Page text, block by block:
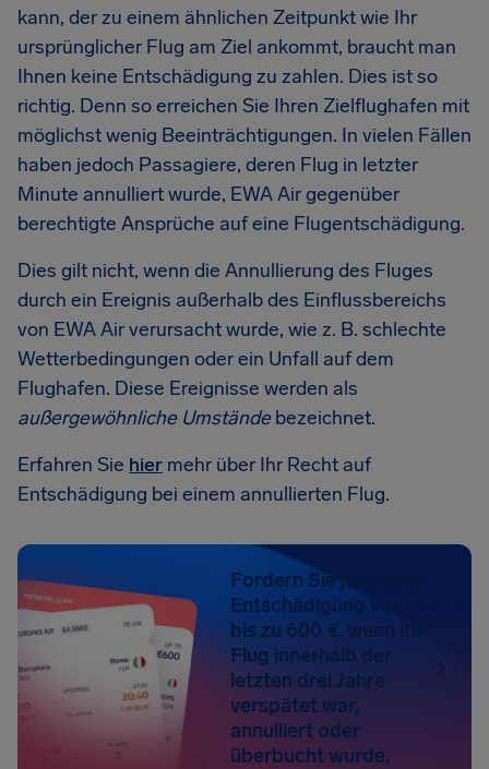
kann, der zu einem ähnlichen Zeitpunkt wie Ihr
ursprünglicher Flug am Ziel ankommt, braucht man
Ihnen keine Entschädigung zu zahlen. Dies ist so
richtig. Denn so erreichen Sie Ihren Zielflughafen mit
möglichst wenig Beeinträchtigungen. In vielen Fällen
haben jedoch Passagiere, deren Flug in letzter
Minute annulliert wurde, EWA Air gegenüber
berechtigte Ansprüche auf eine Flugentschädigung.
Dies gilt nicht, wenn die Annullierung des Fluges
durch ein Ereignis außerhalb des Einflussbereichs
von EWA Air verursacht wurde, wie z. B. schlechte
Wetterbedingungen oder ein Unfall auf dem
Flughafen. Diese Ereignisse werden als
außergewöhnliche Umständebezeichnet.
Erfahren Sie hier mehr über Ihr Recht auf
Entschädigung bei einem annullierten Flug.
Fordern Sie jetzt eine
Entschädigung von
bis zu 600 €, wenn Ihr
Flug innerhalb der
letzten drei Jahre
verspätet war,
annulliert oder
überbucht wurde.